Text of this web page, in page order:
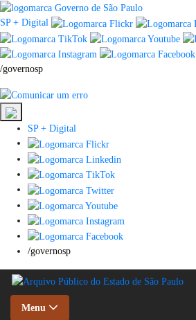
SP + Digital
/governosp
SP + Digital
/governosp
Menu